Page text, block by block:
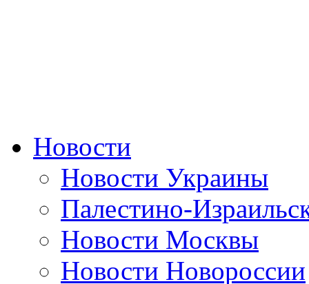
Новости
Новости Украины
Палестино-
Новости Москвы
Новости Новороссии